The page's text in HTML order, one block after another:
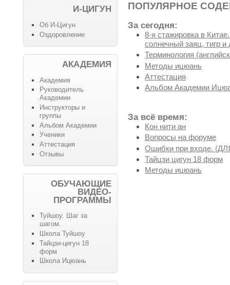
ПОПУЛЯРНОЕ
За сегодня:
8-я стажировка в
солнечный заяц, тигр и
Терминология
Методы ицюань
Аттестация
Альбом Академии
За всё время:
Кон нити ан
Вопросы на форуме
Ошибки при входе.
Тайцзи цигун 18 форм
Методы ицюань
И-ЦИГУН
Об И-Цигун
Оздоровление
АКАДЕМИЯ
Академия
Руководитель
Академии
Инструкторы и
группы
Альбом Академии
Ученики
Аттестация
Отзывы
ОБУЧАЮЩИЕ
ВИДЕО-
ПРОГРАММЫ
Туйшоу. Шаг за
шагом.
Школа Туйшоу
Тайцзи-цигун 18
форм
Школа Ицюань